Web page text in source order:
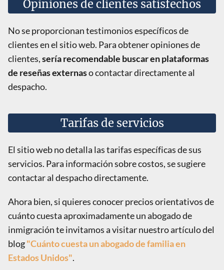
Opiniones de clientes satisfechos
No se proporcionan testimonios específicos de
clientes en el sitio web. Para obtener opiniones de
clientes,sería recomendable buscar en plataformas
de reseñas externaso contactar directamente al
despacho.
Tarifas de servicios
El sitio web no detalla las tarifas específicas de sus
servicios. Para información sobre costos, se sugiere
contactar al despacho directamente.
Ahora bien, si quieres conocer precios orientativos de
cuánto cuesta aproximadamente un abogado de
inmigración te invitamos a visitar nuestro artículo del
blog"Cuánto cuesta un abogado de familia en
Estados Unidos".